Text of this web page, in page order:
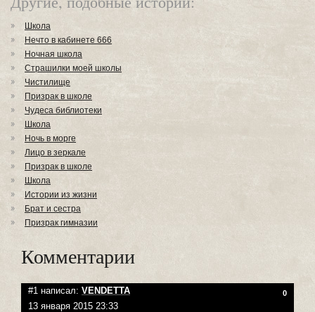
Школа
Нечто в кабинете 666
Ночная школа
Страшилки моей школы
Чистилище
Призрак в школе
Чудеса библиотеки
Школа
Ночь в морге
Лицо в зеркале
Призрак в школе
Школа
Истории из жизни
Брат и сестра
Призрак гимназии
Комментарии
#1 написал: VENDETTA 0
13 января 2015 23:33